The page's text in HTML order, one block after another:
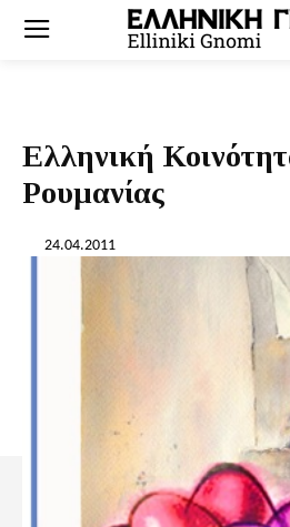
Ελληνική
Ρουμανίας
24.04.2011